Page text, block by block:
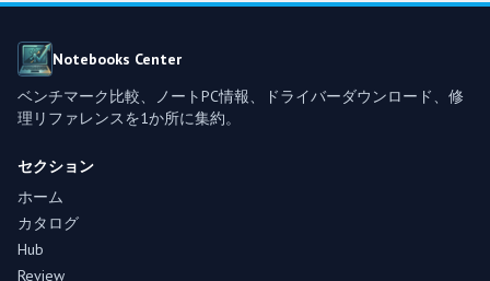
Notebooks Center
ベンチマーク比較、ノートPC情報、ドライバーダウンロード、修
理リファレンスを1か所に集約。
セクション
ホーム
カタログ
Hub
Review